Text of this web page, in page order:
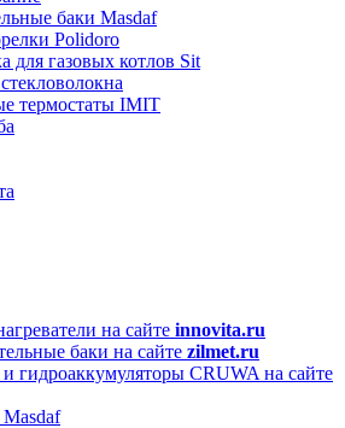
баки Masdaf
Polidoro
для газовых котлов Sit
термостаты IMIT
на сайте innovita.ru
баки на сайте zilmet.ru
гидроаккумуляторы CRUWA на сайте